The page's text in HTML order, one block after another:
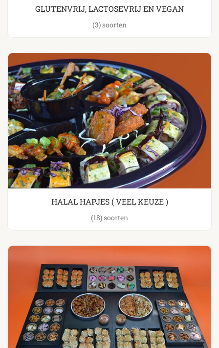
GLUTENVRIJ, LACTOSEVRIJ EN VEGAN
(3)
HALAL HAPJES ( VEEL KEUZE )
(18)